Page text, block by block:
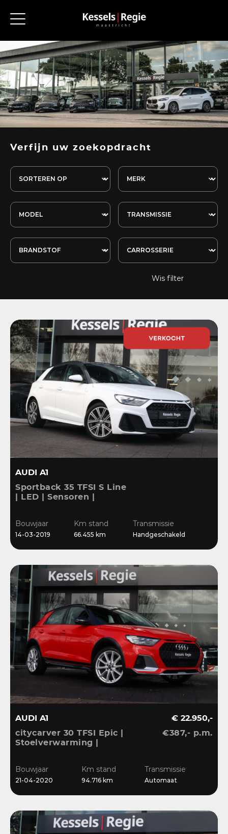
Verfijn uw zoekopdracht
Wis filter
AUDI A1
Sportback 35 TFSI S Line
| LED | Sensoren |
Bouwjaar
14-03-2019
Km stand
66.455 km
Transmissie
Handgeschakeld
AUDI A1
citycarver 30 TFSI Epic |
Stoelverwarming |
Navi
€ 22.950,-
€387,- p.m.
Bouwjaar
21-04-2020
Km stand
94.716 km
Transmissie
Automaat